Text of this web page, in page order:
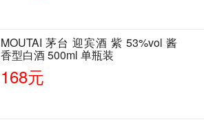
MOUTAI 茅台 迎宾酒 紫 53%vol 酱
香型白酒 500ml 单瓶装
168元